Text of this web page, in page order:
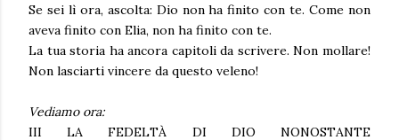
Se sei lì ora, ascolta: Dio non ha finito con te. Come non
aveva finito con Elia, non ha finito con te.
La tua storia ha ancora capitoli da scrivere. Non mollare!
Non lasciarti vincere da questo veleno!
Vediamo ora:
III LA FEDELTÀ DI DIO NONOSTANTE